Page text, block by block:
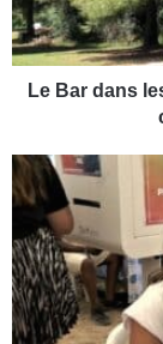
a
n
s
A
r
r
e
s
,
Le Bar dans
V
i
é
o
|
L